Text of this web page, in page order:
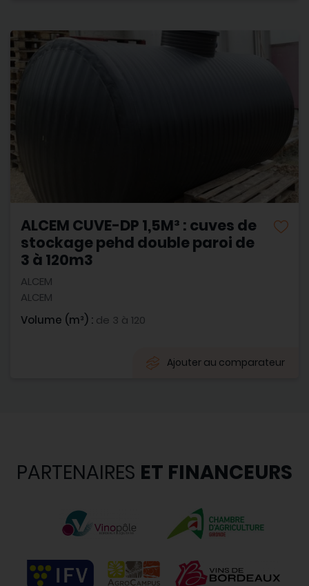
ALCEM CUVE-DP 1,5M³ : cuves de
stockage pehd double paroi de
3 à 120m3
ALCEM
ALCEM
Volume (m³) : de 3 à 120
Ajouter au comparateur
PARTENAIRES ET FINANCEURS